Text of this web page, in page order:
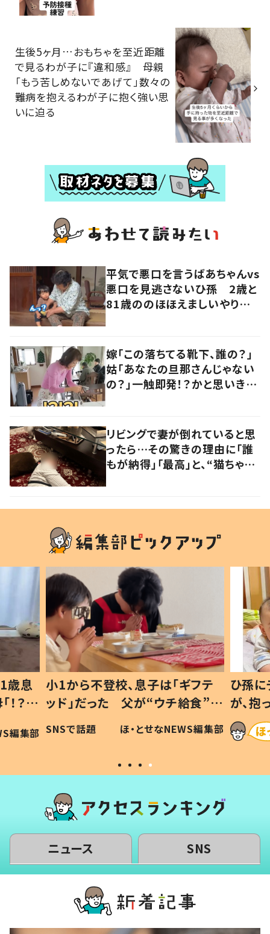
生後5ヶ月…おもちゃを至近距離
で見るわが子に『違和感』 母親
「もう苦しめないであげて」数々の
難病を抱えるわが子に抱く強い思
いに迫る
平気で悪口を言うばあちゃんvs
悪口を見逃さないひ孫 2歳と
81歳ののほほえましいやり取り
嫁「この落ちてる靴下、誰の？」
姑「あなたの旦那さんじゃない
の？」一触即発！？かと思いき
リビングで妻が倒れていると思
ったら…その驚きの理由に「誰
もが納得」「最高」と、“猫ちゃん
歳息
？」
編集部
小1から不登校、息子は「ギフテ
ッド」だった 父が“ウチ給食”を
作り続ける理由とは #令和の親
#令和の子
SNSで話題 ほ・とせなNEWS編集部
ひ孫
が、
「涙が
い」
ニュース SNS